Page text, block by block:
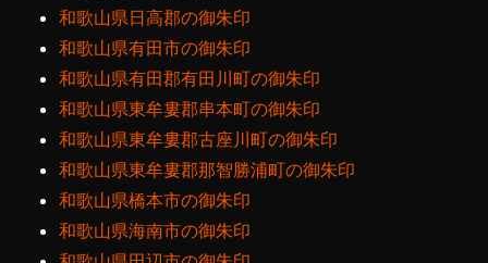
和歌山県日高郡の御朱印
和歌山県有田市の御朱印
和歌山県有田郡有田川町の御朱印
和歌山県東牟婁郡串本町の御朱印
和歌山県東牟婁郡古座川町の御朱印
和歌山県東牟婁郡那智勝浦町の御朱印
和歌山県橋本市の御朱印
和歌山県海南市の御朱印